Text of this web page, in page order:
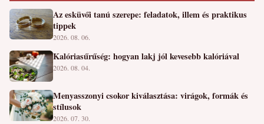
Az esküvői tanú szerepe: feladatok, illem és praktikus
tippek
2026. 08. 06.
Kalóriasűrűség: hogyan lakj jól kevesebb kalóriával
2026. 08. 04.
Menyasszonyi csokor kiválasztása: virágok, formák és
stílusok
2026. 07. 30.